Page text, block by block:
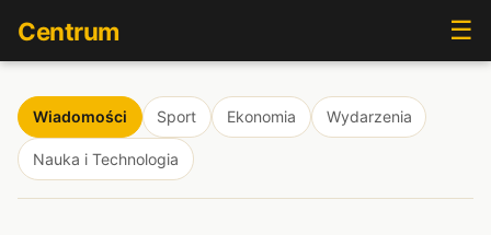
Centrum ☰
Wiadomości Sport Ekonomia Wydarzenia
Nauka i Technologia